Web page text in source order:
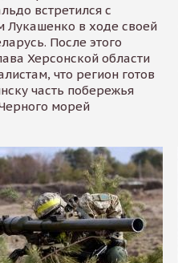
встретился с
Лукашенко в ходе своей
После этого
Херсонской области
что регион готов
часть побережья
морей